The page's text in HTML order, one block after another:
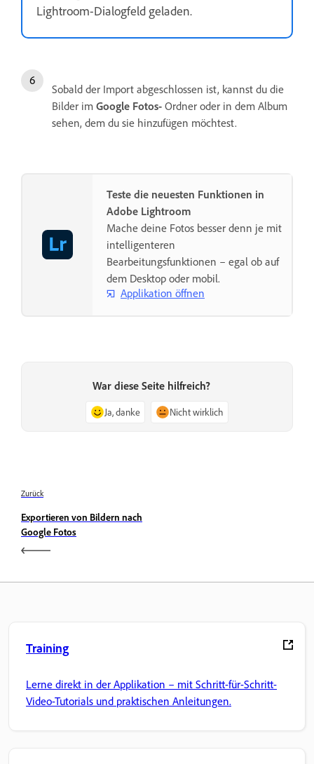
Lightroom-Dialogfeld geladen.
Sobald der Import abgeschlossen ist, kannst du die
Bilder im Google Fotos- Ordner oder in dem Album
sehen, dem du sie hinzufügen möchtest.
Teste die neuesten Funktionen in
Adobe Lightroom
Mache deine Fotos besser denn je mit
intelligenteren
Bearbeitungsfunktionen – egal ob auf
dem Desktop oder mobil.
Applikation öffnen
War diese Seite hilfreich?
Ja, danke Nicht wirklich
Zurück
Exportieren von Bildern nach
Google Fotos
Training
Lerne direkt in der Applikation – mit Schritt-für-Schritt-
Video-Tutorials und praktischen Anleitungen.